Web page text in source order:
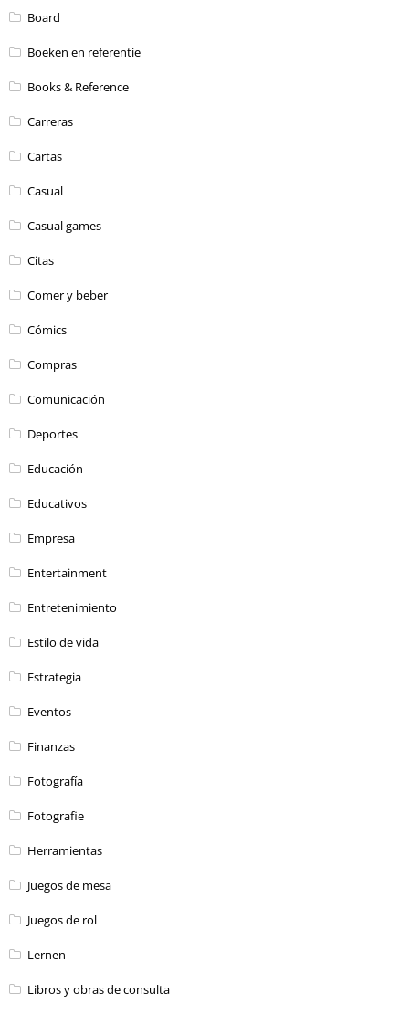
Board
Boeken en referentie
Books & Reference
Carreras
Cartas
Casual
Casual games
Citas
Comer y beber
Cómics
Compras
Comunicación
Deportes
Educación
Educativos
Empresa
Entertainment
Entretenimiento
Estilo de vida
Estrategia
Eventos
Finanzas
Fotografía
Fotografie
Herramientas
Juegos de mesa
Juegos de rol
Lernen
Libros y obras de consulta